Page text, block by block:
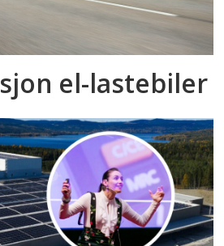
el-lastebiler